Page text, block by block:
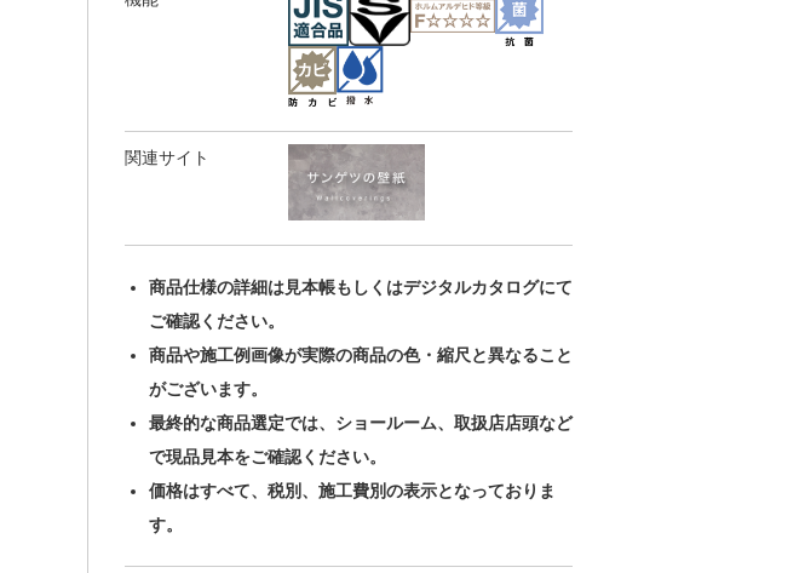
関連サイト
商品仕様の詳細は見本帳もしくはデジタルカタログにて
ご確認ください。
商品や施工例画像が実際の商品の色・縮尺と異なること
がございます。
最終的な商品選定では、ショールーム、取扱店店頭など
で現品見本をご確認ください。
価格はすべて、税別、施工費別の表示となっておりま
す。